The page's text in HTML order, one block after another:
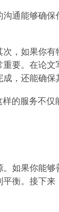
通能够确
，如果你
要。在论
，还能确保
的服务不
如果你能
衡。接下